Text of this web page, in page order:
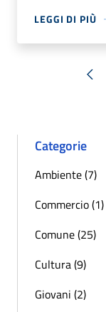
LEGGI DI PIÙ
«
Categorie
Ambiente (7)
Commercio (1)
Comune (25)
Cultura (9)
Giovani (2)